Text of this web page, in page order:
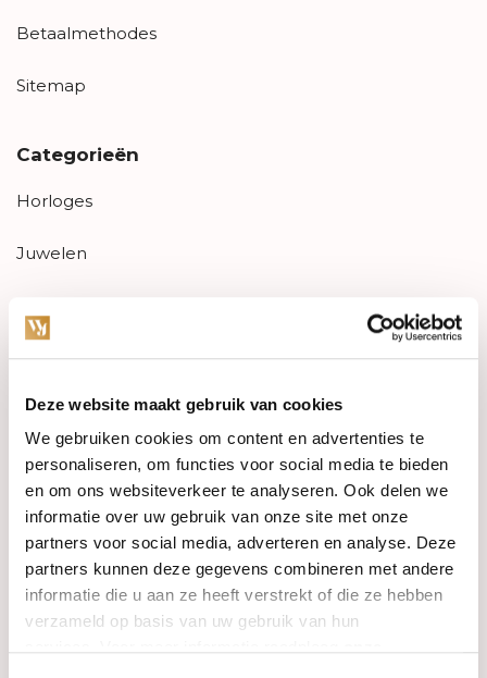
Deze website maakt gebruik van cookies
We gebruiken cookies om content en advertenties te
personaliseren, om functies voor social media te bieden
en om ons websiteverkeer te analyseren. Ook delen we
informatie over uw gebruik van onze site met onze
partners voor social media, adverteren en analyse. Deze
partners kunnen deze gegevens combineren met andere
informatie die u aan ze heeft verstrekt of die ze hebben
verzameld op basis van uw gebruik van hun
Betaalmethodes
Sitemap
Categorieën
Horloges
Juwelen
PRE-OWNED
Luxe Accessoires
Informatie
Heren Sieraden
SALE